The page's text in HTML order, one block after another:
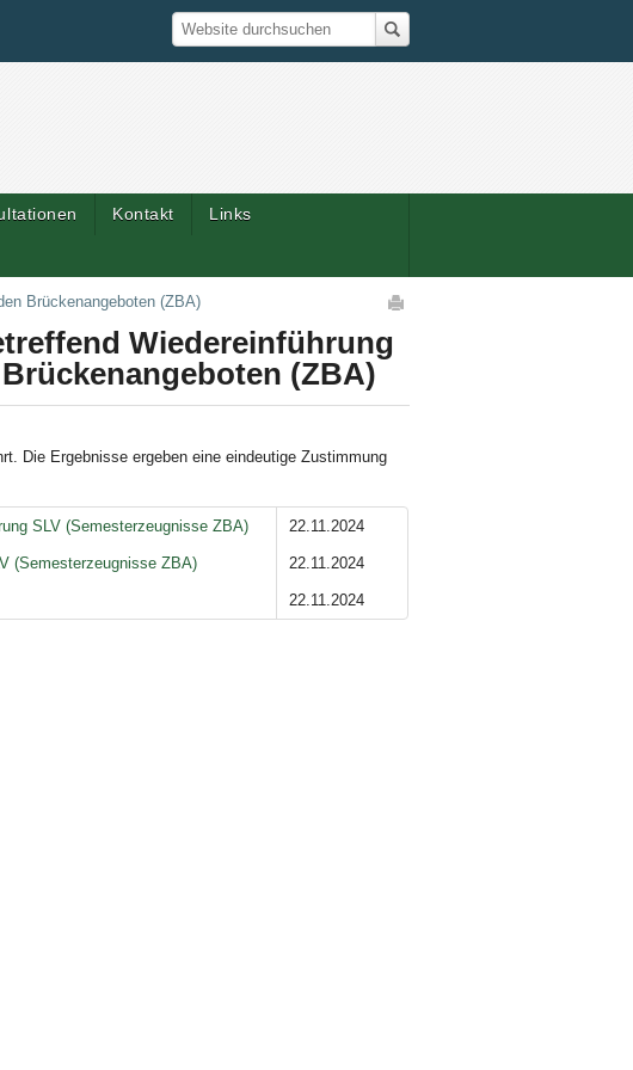
Suche
Website durchsuchen
Kontakt Links
Brückenangeboten (ZBA)
Wiedereinführung
(ZBA)
Die Ergebnisse ergeben eine eindeutige Zustimmung
SLV (Semesterzeugnisse ZBA) 22.11.2024
(Semesterzeugnisse ZBA) 22.11.2024
22.11.2024